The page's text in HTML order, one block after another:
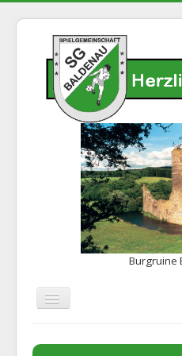
Burgruine
Navigation
Home